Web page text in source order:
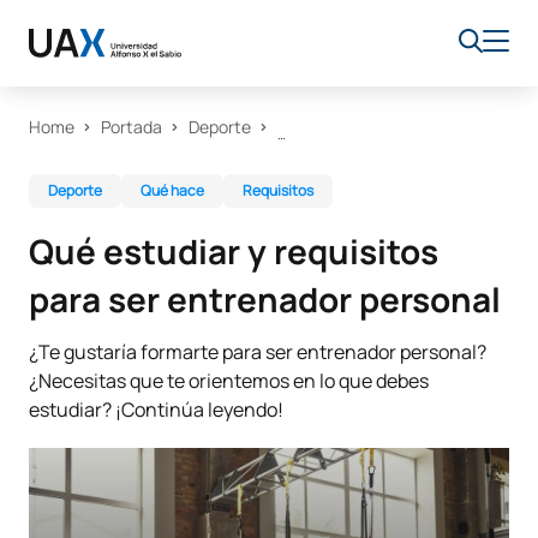
Home Portada Deporte
Deporte Qué hace Requisitos
Qué estudiar y requisitos
para ser entrenador personal
¿Te gustaría formarte para ser entrenador personal?
¿Necesitas que te orientemos en lo que debes
estudiar? ¡Continúa leyendo!